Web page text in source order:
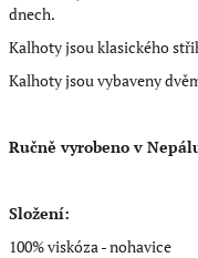
dnech.
Kalhoty jsou klasického
Kalhoty jsou vybaveny
Ručně vyrobeno v
Složení:
100% viskóza - nohavice